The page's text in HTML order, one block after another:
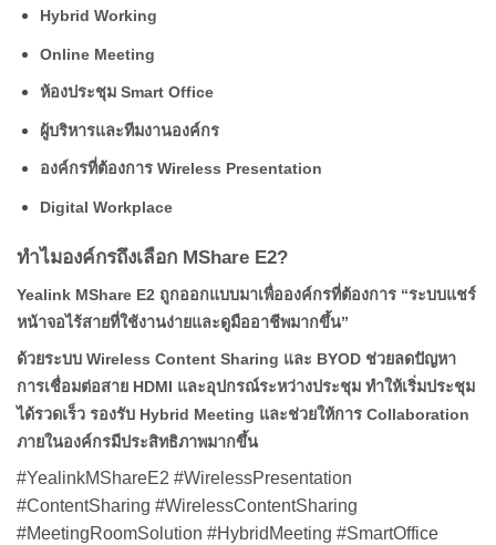
Hybrid Working
Online Meeting
ห้องประชุม Smart Office
ผู้บริหารและทีมงานองค์กร
องค์กรที่ต้องการ Wireless Presentation
Digital Workplace
ทำไมองค์กรถึงเลือก MShare E2?
Yealink MShare E2 ถูกออกแบบมาเพื่อองค์กรที่ต้องการ “ระบบแชร์
หน้าจอไร้สายที่ใช้งานง่ายและดูมืออาชีพมากขึ้น”
ด้วยระบบ Wireless Content Sharing และ BYOD ช่วยลดปัญหา
การเชื่อมต่อสาย HDMI และอุปกรณ์ระหว่างประชุม ทำให้เริ่มประชุม
ได้รวดเร็ว รองรับ Hybrid Meeting และช่วยให้การ Collaboration
ภายในองค์กรมีประสิทธิภาพมากขึ้น
#YealinkMShareE2 #WirelessPresentation
#ContentSharing #WirelessContentSharing
#MeetingRoomSolution #HybridMeeting #SmartOffice